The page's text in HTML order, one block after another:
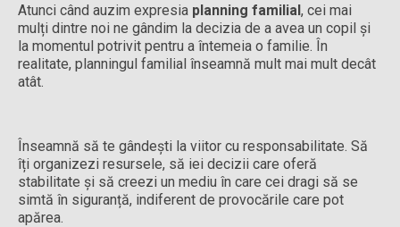
Atunci când auzim expresia planning familial, cei mai
mulți dintre noi ne gândim la decizia de a avea un copil și
la momentul potrivit pentru a întemeia o familie. În
realitate, planningul familial înseamnă mult mai mult decât
atât.
Înseamnă să te gândești la viitor cu responsabilitate. Să
îți organizezi resursele, să iei decizii care oferă
stabilitate și să creezi un mediu în care cei dragi să se
simtă în siguranță, indiferent de provocările care pot
apărea.